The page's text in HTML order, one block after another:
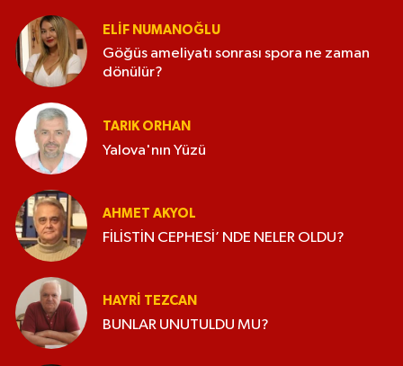
ELİF NUMANOĞLU
Göğüs ameliyatı sonrası spora ne zaman
dönülür?
TARIK ORHAN
Yalova'nın Yüzü
AHMET AKYOL
FİLİSTİN CEPHESİ’ NDE NELER OLDU?
HAYRI TEZCAN
BUNLAR UNUTULDU MU?